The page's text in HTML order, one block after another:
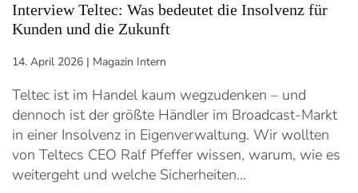
Interview Teltec: Was bedeutet die Insolvenz für
Kunden und die Zukunft
14. April 2026 | Magazin Intern
Teltec ist im Handel kaum wegzudenken – und
dennoch ist der größte Händler im Broadcast-Markt
in einer Insolvenz in Eigenverwaltung. Wir wollten
von Teltecs CEO Ralf Pfeffer wissen, warum, wie es
weitergeht und welche Sicherheiten…